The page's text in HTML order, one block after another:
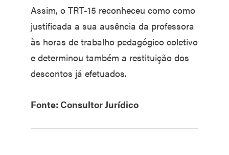
Assim, o TRT-15 reconheceu como como
justificada a sua ausência da professora
às horas de trabalho pedagógico coletivo
e determinou também a restituição dos
descontos já efetuados.
Fonte: Consultor Jurídico